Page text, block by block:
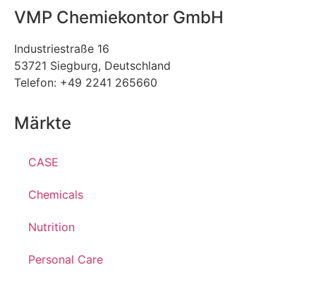
VMP Chemiekontor GmbH
Industriestraße 16
53721 Siegburg, Deutschland
Telefon: +49 2241 265660
Märkte
CASE
Chemicals
Nutrition
Personal Care